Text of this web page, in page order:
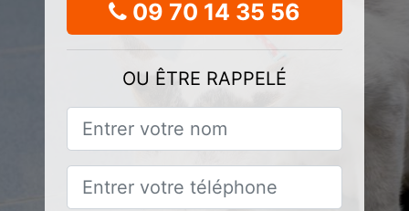
09 70 14 35 56
OU ÊTRE RAPPELÉ